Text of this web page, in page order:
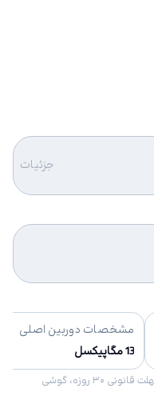
جزئیات
مشخصات دوربین اصلی
13 مگاپیکسل
امکان برگشت کالا در گروه موبایل با دلیل “انصراف از خرید“ تنها در صورتی مورد قبول است که پلمب کالا باز نشده باشد. تمام گوشی‌های جی‌اس‌ام ضمانت رجیستری دارند. در صورت وجود مشکل رجیستری، می‌توانید بعد از مهلت قانونی ۳۰ روزه، گوشی